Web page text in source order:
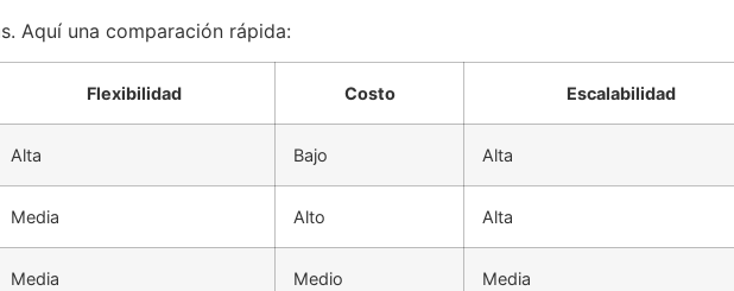
Aquí una comparación rápida:
Flexibilidad Costo Escalabilidad
Alta Bajo Alta
Media Alto Alta
Media Medio Media